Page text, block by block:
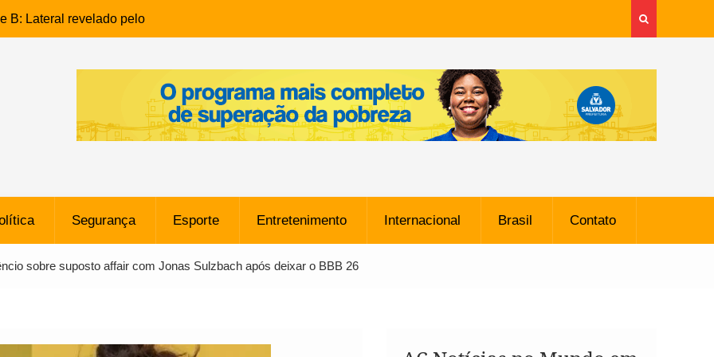
B: Lateral revelado pelo
do Novorizontino de
policial na Bahia prende 14
ligada a ‘Zói de Gato’, do
Freitas: Homem é
bairro Caji
Criminal: Influenciadora
Dívida de R$ 80 Milhões
Segurança Esporte Entretenimento Internacional Brasil Contato
sobre suposto affair com Jonas Sulzbach após deixar o BBB 26